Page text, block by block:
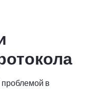
проблемой в